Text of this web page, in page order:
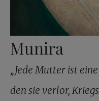
Munira
„Jede Mutter ist
den sie verlor,